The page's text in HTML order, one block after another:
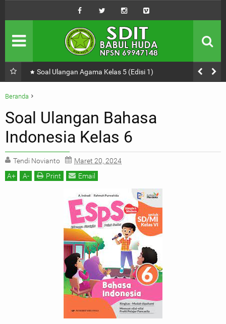
Soal Ulangan Agama Kelas 5 (Edisi 1)
Beranda
Bahasa Indonesia
Kelas 6
Soal Ulangan Bahasa Indonesia Kelas 6
Soal Ulangan Bahasa
Indonesia Kelas 6
Tendi Novianto
Maret 20, 2024
A+ A- Print Email
SDIT Babul Huda
Tendik Majelis Guru
Kabar Kegiatan Sekolah
Belajar Online Mencari Ilmu Itu Wajib Yah!